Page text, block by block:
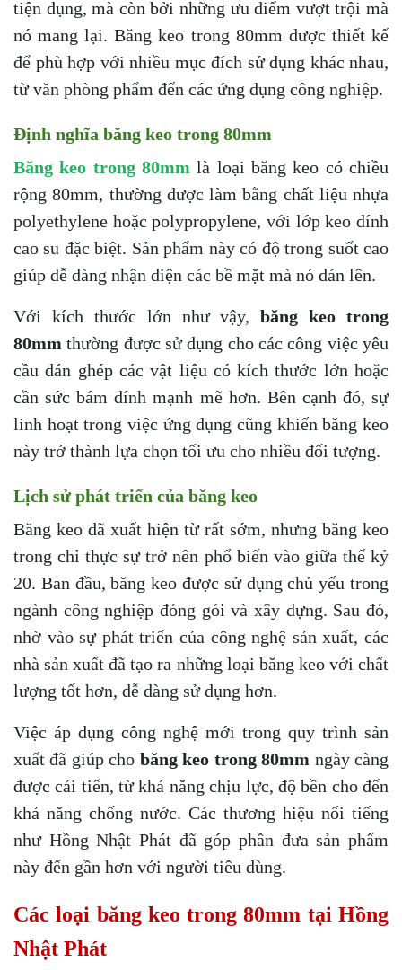
tiện dụng, mà còn bởi những ưu điểm vượt trội mà
nó mang lại. Băng keo trong 80mm được thiết kế
để phù hợp với nhiều mục đích sử dụng khác nhau,
từ văn phòng phẩm đến các ứng dụng công nghiệp.
Định nghĩa băng keo trong 80mm
Băng keo trong 80mm là loại băng keo có chiều
rộng 80mm, thường được làm bằng chất liệu nhựa
polyethylene hoặc polypropylene, với lớp keo dính
cao su đặc biệt. Sản phẩm này có độ trong suốt cao
giúp dễ dàng nhận diện các bề mặt mà nó dán lên.
Với kích thước lớn như vậy,băng keo trong
80mm thường được sử dụng cho các công việc yêu
cầu dán ghép các vật liệu có kích thước lớn hoặc
cần sức bám dính mạnh mẽ hơn. Bên cạnh đó, sự
linh hoạt trong việc ứng dụng cũng khiến băng keo
này trở thành lựa chọn tối ưu cho nhiều đối tượng.
Lịch sử phát triển của băng keo
Băng keo đã xuất hiện từ rất sớm, nhưng băng keo
trong chỉ thực sự trở nên phổ biến vào giữa thế kỷ
20. Ban đầu, băng keo được sử dụng chủ yếu trong
ngành công nghiệp đóng gói và xây dựng. Sau đó,
nhờ vào sự phát triển của công nghệ sản xuất, các
nhà sản xuất đã tạo ra những loại băng keo với chất
lượng tốt hơn, dễ dàng sử dụng hơn.
Việc áp dụng công nghệ mới trong quy trình sản
xuất đã giúp cho băng keo trong 80mm ngày càng
được cải tiến, từ khả năng chịu lực, độ bền cho đến
khả năng chống nước. Các thương hiệu nổi tiếng
như Hồng Nhật Phát đã góp phần đưa sản phẩm
này đến gần hơn với người tiêu dùng.
Các loại băng keo trong 80mm tại Hồng
Nhật Phát